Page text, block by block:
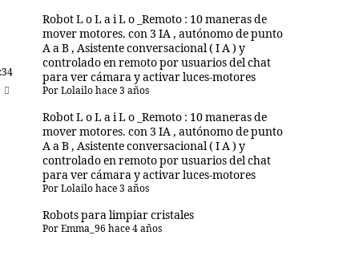
Robot L o L a i L o _Remoto : 10 maneras de
mover motores. con 3 IA , autónomo de punto
A a B , Asistente conversacional ( I A ) y
controlado en remoto por usuarios del chat
para ver cámara y activar luces-motores
Por Lolailo hace 3 años
Robot L o L a i L o _Remoto : 10 maneras de
mover motores. con 3 IA , autónomo de punto
A a B , Asistente conversacional ( I A ) y
controlado en remoto por usuarios del chat
para ver cámara y activar luces-motores
Por Lolailo hace 3 años
Robots para limpiar cristales
Por Emma_96 hace 4 años